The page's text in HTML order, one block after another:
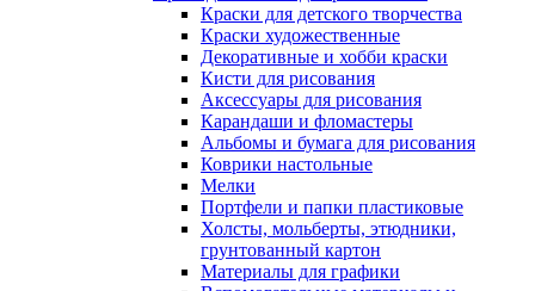
Краски для детского творчества
Краски художественные
Декоративные и хобби краски
Кисти для рисования
Аксессуары для рисования
Карандаши и фломастеры
Альбомы и бумага для рисования
Коврики настольные
Мелки
Портфели и папки пластиковые
Холсты, мольберты, этюдники,
грунтованный картон
Материалы для графики